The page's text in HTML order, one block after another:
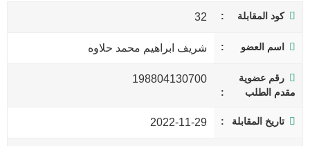
كود المقابلة 32
اسم العضو شريف ابراهيم محمد حلاوه
رقم عضوية
مقدم الطلب
198804130700
تاريخ المقابلة 2022-11-29